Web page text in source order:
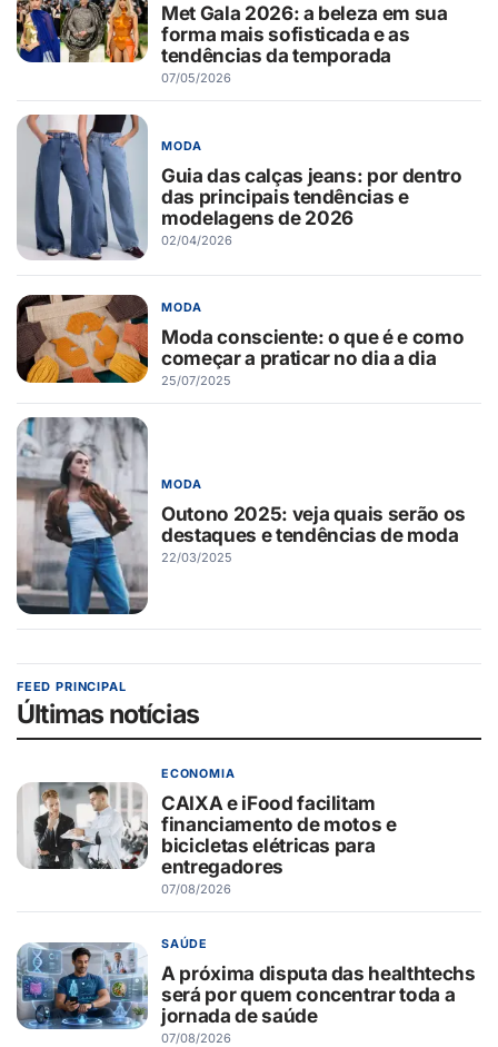
Met Gala 2026: a beleza em sua
forma mais sofisticada e as
tendências da temporada
07/05/2026
MODA
Guia das calças jeans: por dentro
das principais tendências e
modelagens de 2026
02/04/2026
MODA
Moda consciente: o que é e como
começar a praticar no dia a dia
25/07/2025
MODA
Outono 2025: veja quais serão os
destaques e tendências de moda
22/03/2025
FEED PRINCIPAL
Últimas notícias
ECONOMIA
CAIXA e iFood facilitam
financiamento de motos e
bicicletas elétricas para
entregadores
07/08/2026
SAÚDE
A próxima disputa das healthtechs
será por quem concentrar toda a
jornada de saúde
07/08/2026